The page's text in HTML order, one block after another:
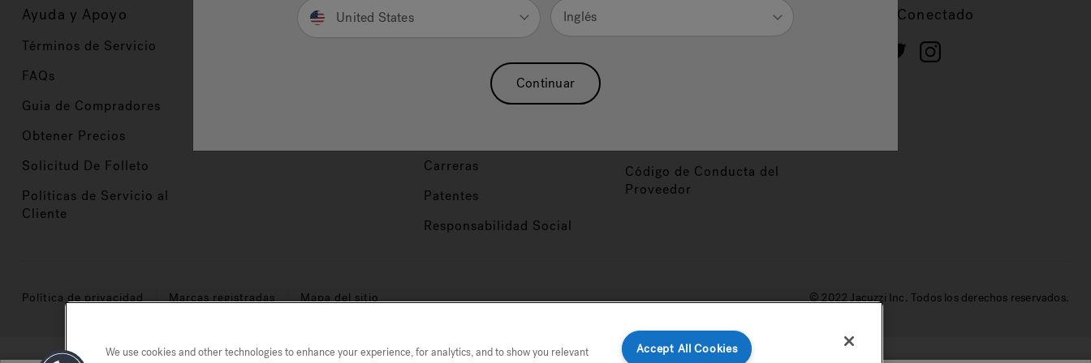
Ayuda y Apoyo
Términos de Servicio
FAQs
Guia de Compradores
Obtener Precios
Solicitud De Folleto
Políticas de Servicio al
Cliente
Propietarios Nuestra Marca
Hidroterapia
Asociaciones
Carreras
Patentes
Responsabilidad Social
Código de Conducta del
Proveedor
Mantente Conectado
Política de privacidad Marcas registradas Mapa del sitio © 2022 Jacuzzi Inc. Todos los derechos reservados.
United States Inglés
Continuar
We use cookies and other technologies to enhance your experience, for analytics, and to show you relevant
Accept All Cookies